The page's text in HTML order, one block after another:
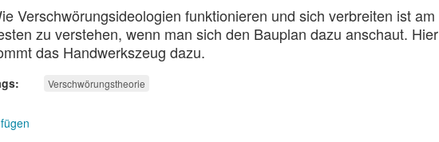
Verschwörungsideologien funktionieren und sich verbreiten ist am
zu verstehen, wenn man sich den Bauplan dazu anschaut. Hier
das Handwerkszeug dazu.
Verschwörungstheorie